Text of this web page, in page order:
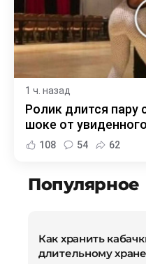
1 ч. назад
Ролик длится пару
шоке от увиденного
108 54 62
Популярное
Как хранить
длительному